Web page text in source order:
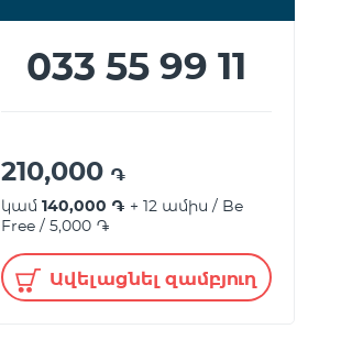
033 55 99 11
210,000 ֏
կամ 140,000 ֏ + 12 ամիս / Be
Free / 5,000 ֏
Ավելացնել զամբյուղ